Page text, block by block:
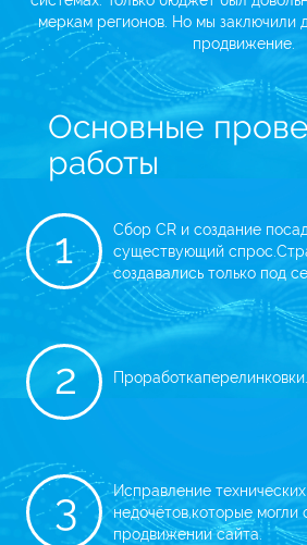
меркам регионов. Но мы заключили
продвижение.
Основные
работы
1
Сбор CR и создание
существующий спрос.
создавались только под
2 Проработкаперелинковки.
3
Исправление
недочётов,которые могли
продвижении сайта.